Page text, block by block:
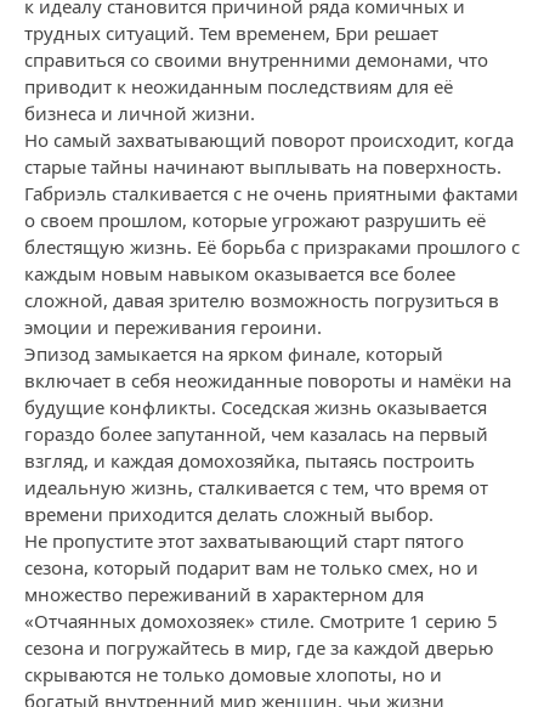
к идеалу становится причиной ряда комичных и
трудных ситуаций. Тем временем, Бри решает
справиться со своими внутренними демонами, что
приводит к неожиданным последствиям для её
бизнеса и личной жизни.
Но самый захватывающий поворот происходит, когда
старые тайны начинают выплывать на поверхность.
Габриэль сталкивается с не очень приятными фактами
о своем прошлом, которые угрожают разрушить её
блестящую жизнь. Её борьба с призраками прошлого с
каждым новым навыком оказывается все более
сложной, давая зрителю возможность погрузиться в
эмоции и переживания героини.
Эпизод замыкается на ярком финале, который
включает в себя неожиданные повороты и намёки на
будущие конфликты. Соседская жизнь оказывается
гораздо более запутанной, чем казалась на первый
взгляд, и каждая домохозяйка, пытаясь построить
идеальную жизнь, сталкивается с тем, что время от
времени приходится делать сложный выбор.
Не пропустите этот захватывающий старт пятого
сезона, который подарит вам не только смех, но и
множество переживаний в характерном для
«Отчаянных домохозяек» стиле. Смотрите 1 серию 5
сезона и погружайтесь в мир, где за каждой дверью
скрываются не только домовые хлопоты, но и
богатый внутренний мир женщин, чьи жизни